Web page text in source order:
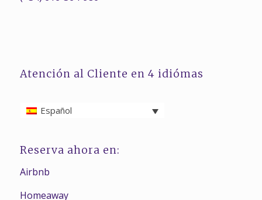
Atención al Cliente en 4 idiómas
Español
Reserva ahora en:
Airbnb
Homeaway